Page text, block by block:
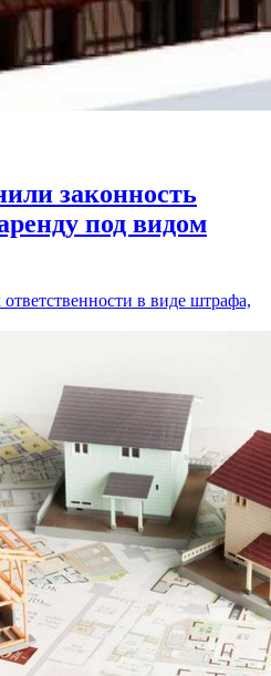
законность
под видом
в виде штрафа,